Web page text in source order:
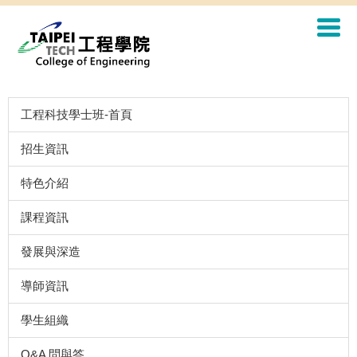
工程科技學士班-首頁
招生資訊
特色介紹
課程資訊
發展與深造
導師資訊
學生組織